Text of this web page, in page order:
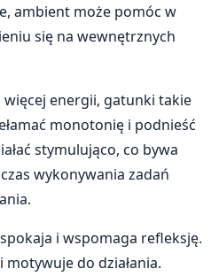
ambient może pomóc w
się na wewnętrznych
energii, gatunki takie
monotonię i podnieść
stymulująco, co bywa
wykonywania zadań
i wspomaga refleksję.
motywuje do działania.